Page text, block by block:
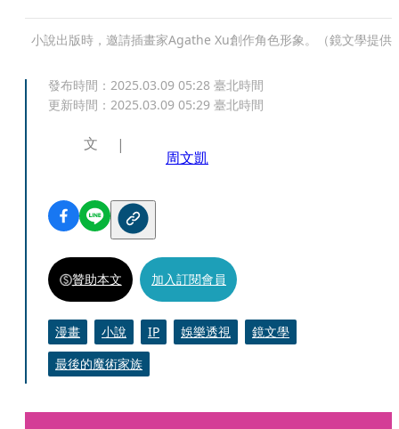
小說出版時，邀請插畫家Agathe Xu創作角色形象。（鏡文學提供
發布時間： 2025.03.09 05:28 臺北時間
更新時間： 2025.03.09 05:29 臺北時間
文
周文凱
贊助本文 加入訂閱會員
漫畫 小說 IP 娛樂透視
鏡文學
最後的魔術家族